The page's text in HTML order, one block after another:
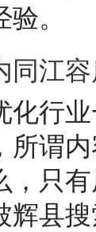
。
江容
业
所谓
，只
辉县